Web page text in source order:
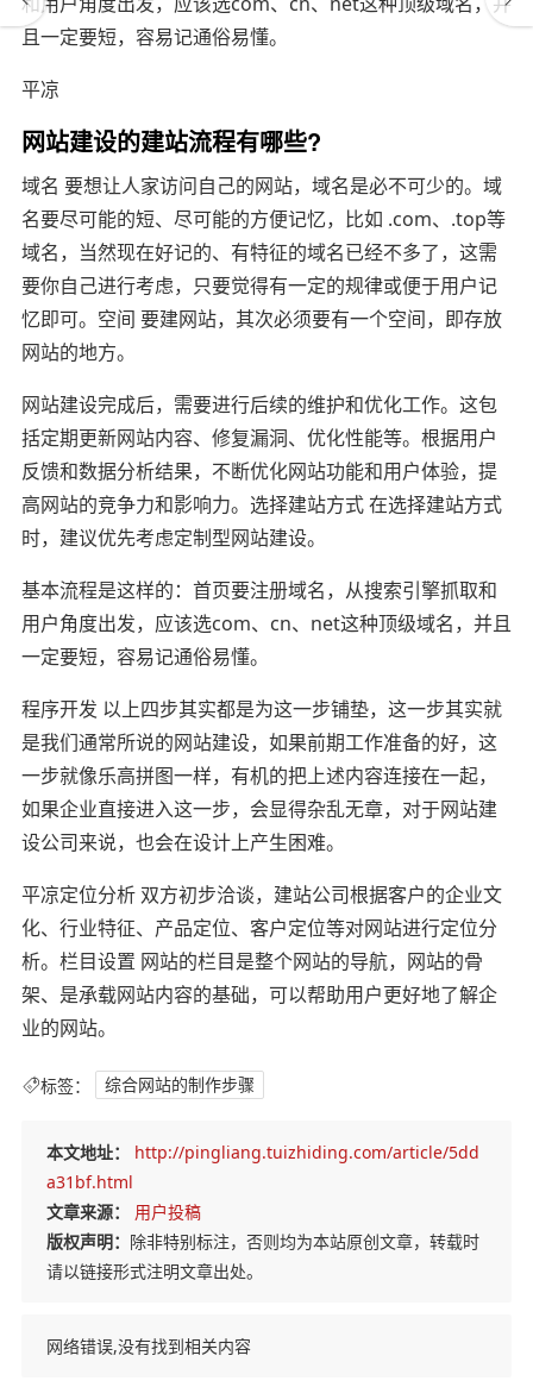
且一定要短，容易记通俗易懂。
平凉
网站建设的建站流程有哪些?
域名 要想让人家访问自己的网站，域名是必不可少的。域
名要尽可能的短、尽可能的方便记忆，比如 .com、.top等
域名，当然现在好记的、有特征的域名已经不多了，这需
要你自己进行考虑，只要觉得有一定的规律或便于用户记
忆即可。空间 要建网站，其次必须要有一个空间，即存放
网站的地方。
网站建设完成后，需要进行后续的维护和优化工作。这包
括定期更新网站内容、修复漏洞、优化性能等。根据用户
反馈和数据分析结果，不断优化网站功能和用户体验，提
高网站的竞争力和影响力。选择建站方式 在选择建站方式
时，建议优先考虑定制型网站建设。
基本流程是这样的：首页要注册域名，从搜索引擎抓取和
用户角度出发，应该选com、cn、net这种顶级域名，并且
一定要短，容易记通俗易懂。
程序开发 以上四步其实都是为这一步铺垫，这一步其实就
是我们通常所说的网站建设，如果前期工作准备的好，这
一步就像乐高拼图一样，有机的把上述内容连接在一起，
如果企业直接进入这一步，会显得杂乱无章，对于网站建
设公司来说，也会在设计上产生困难。
平凉定位分析 双方初步洽谈，建站公司根据客户的企业文
化、行业特征、产品定位、客户定位等对网站进行定位分
析。栏目设置 网站的栏目是整个网站的导航，网站的骨
架、是承载网站内容的基础，可以帮助用户更好地了解企
业的网站。
标签： 综合网站的制作步骤
本文地址：
http://pingliang.tuizhiding.com/article/5dd
a31bf.html
文章来源：
用户投稿
版权声明： 除非特别标注，否则均为本站原创文章，转载时
请以链接形式注明文章出处。
网络错误,没有找到相关内容